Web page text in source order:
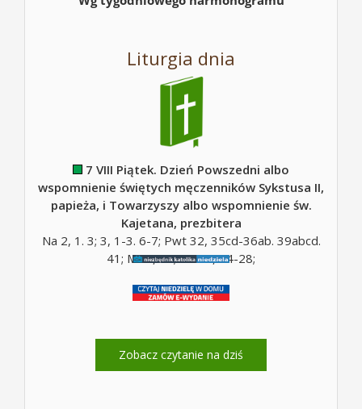
Liturgia dnia
7 VIII Piątek. Dzień Powszedni albo
wspomnienie świętych męczenników Sykstusa II,
papieża, i Towarzyszy albo wspomnienie św.
Kajetana, prezbitera
Na 2, 1. 3; 3, 1-3. 6-7; Pwt 32, 35cd-36ab. 39abcd.
41; Mt 5, 10; Mt 16, 24-28;
Zobacz czytanie na dziś